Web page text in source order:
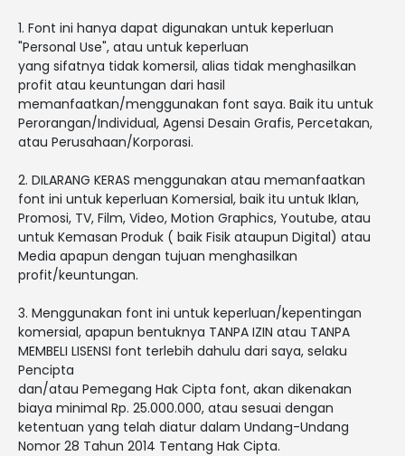
1. Font ini hanya dapat digunakan untuk keperluan
"Personal Use", atau untuk keperluan
yang sifatnya tidak komersil, alias tidak menghasilkan
profit atau keuntungan dari hasil
memanfaatkan/menggunakan font saya. Baik itu untuk
Perorangan/Individual, Agensi Desain Grafis, Percetakan,
atau Perusahaan/Korporasi.
2. DILARANG KERAS menggunakan atau memanfaatkan
font ini untuk keperluan Komersial, baik itu untuk Iklan,
Promosi, TV, Film, Video, Motion Graphics, Youtube, atau
untuk Kemasan Produk ( baik Fisik ataupun Digital) atau
Media apapun dengan tujuan menghasilkan
profit/keuntungan.
3. Menggunakan font ini untuk keperluan/kepentingan
komersial, apapun bentuknya TANPA IZIN atau TANPA
MEMBELI LISENSI font terlebih dahulu dari saya, selaku
Pencipta
dan/atau Pemegang Hak Cipta font, akan dikenakan
biaya minimal Rp. 25.000.000, atau sesuai dengan
ketentuan yang telah diatur dalam Undang-Undang
Nomor 28 Tahun 2014 Tentang Hak Cipta.